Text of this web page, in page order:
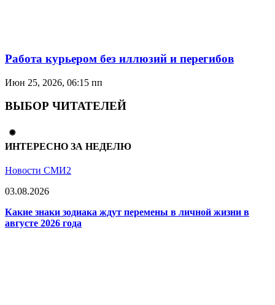
Работа курьером без иллюзий и перегибов
Июн 25, 2026, 06:15 пп
ВЫБОР ЧИТАТЕЛЕЙ
ИНТЕРЕСНО ЗА НЕДЕЛЮ
Новости СМИ2
03.08.2026
Какие знаки зодиака ждут перемены в личной жизни в
августе 2026 года